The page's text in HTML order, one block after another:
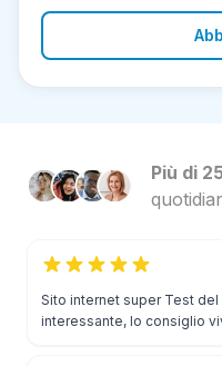
Più di
Sito internet super Test
interessante, lo consiglio